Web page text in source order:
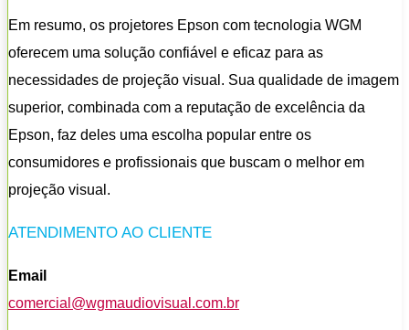
Em resumo, os projetores Epson com tecnologia WGM
oferecem uma solução confiável e eficaz para as
necessidades de projeção visual. Sua qualidade de imagem
superior, combinada com a reputação de excelência da
Epson, faz deles uma escolha popular entre os
consumidores e profissionais que buscam o melhor em
projeção visual.
ATENDIMENTO AO CLIENTE
Email
comercial@wgmaudiovisual.com.br